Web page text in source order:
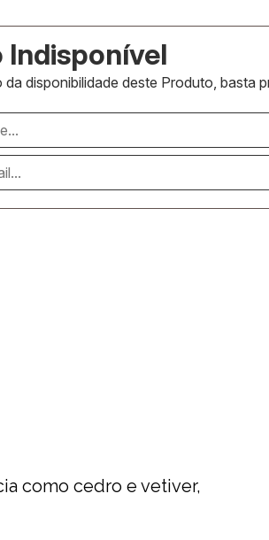
da disponibilidade deste Produto, basta
como cedro e vetiver,